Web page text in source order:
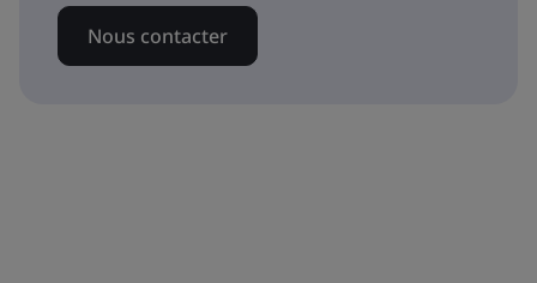
Nous contacter